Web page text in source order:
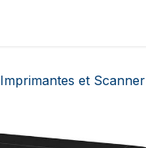
Imprimantes et Scanner